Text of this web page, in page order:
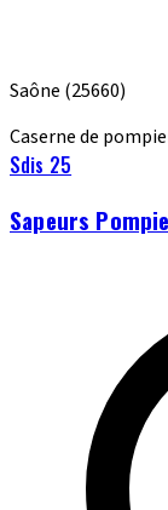
Saône (25660)
Caserne de
Sdis 25
Sapeurs